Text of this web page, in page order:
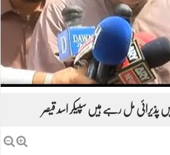
پذیرائی مل رہے ہیں سپیکر اسد قیصر